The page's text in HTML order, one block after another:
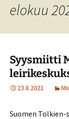
elokuu
Syysmiitti
23.8.2021
Suomen